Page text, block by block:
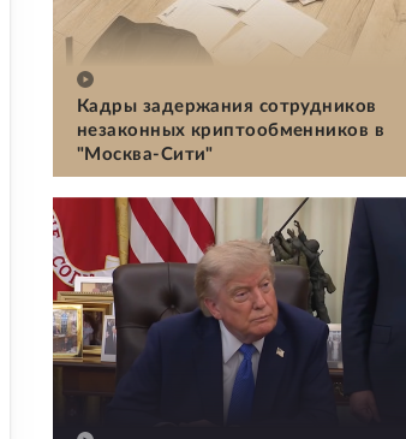
Кадры задержания сотрудников
незаконных криптообменников в
"Москва-Сити"